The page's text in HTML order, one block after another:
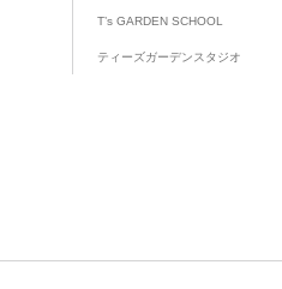
T’s GARDEN SCHOOL
ティーズガーデンスタジオ